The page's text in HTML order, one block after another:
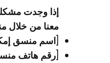
إذا وجدت
معنا من خلال
[اسم منسق
[رقم هاتف